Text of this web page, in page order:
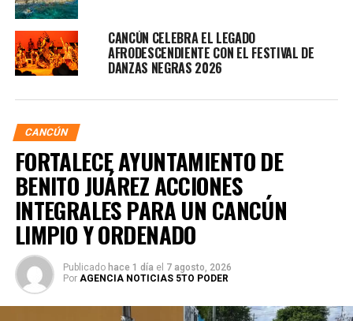
CANCÚN CELEBRA EL LEGADO
AFRODESCENDIENTE CON EL FESTIVAL DE
DANZAS NEGRAS 2026
CANCÚN
FORTALECE AYUNTAMIENTO DE
BENITO JUÁREZ ACCIONES
INTEGRALES PARA UN CANCÚN
LIMPIO Y ORDENADO
Publicado hace 1 día el 7 agosto, 2026
Por AGENCIA NOTICIAS 5TO PODER